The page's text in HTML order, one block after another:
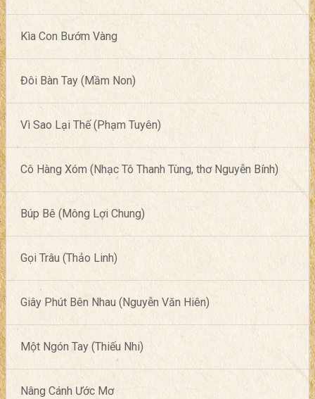
Kìa Con Bướm Vàng
Đôi Bàn Tay (Mầm Non)
Vì Sao Lại Thế (Phạm Tuyên)
Cô Hàng Xóm (Nhạc Tô Thanh Tùng, thơ Nguyễn Bính)
Búp Bê (Mông Lợi Chung)
Gọi Trâu (Thảo Linh)
Giây Phút Bên Nhau (Nguyễn Văn Hiên)
Một Ngón Tay (Thiếu Nhi)
Nâng Cánh Ước Mơ